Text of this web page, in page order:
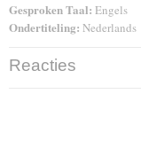
Gesproken Taal: Engels
Ondertiteling: Nederlands
Reacties